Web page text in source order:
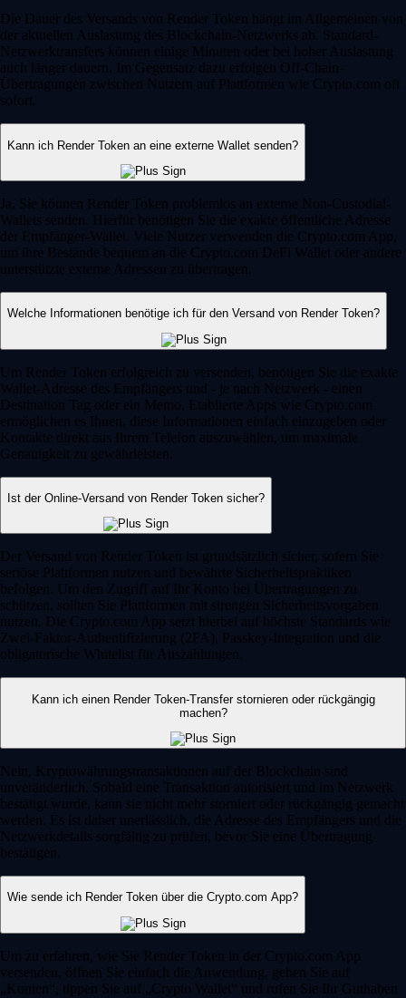
Die Dauer des Versands von Render Token hängt im Allgemeinen von
der aktuellen Auslastung des Blockchain-Netzwerks ab. Standard-
Netzwerktransfers können einige Minuten oder bei hoher Auslastung
auch länger dauern. Im Gegensatz dazu erfolgen Off-Chain-
Übertragungen zwischen Nutzern auf Plattformen wie Crypto.com oft
sofort.
Kann ich Render Token an eine externe Wallet senden?
Ja, Sie können Render Token problemlos an externe Non-Custodial-
Wallets senden. Hierfür benötigen Sie die exakte öffentliche Adresse
der Empfänger-Wallet. Viele Nutzer verwenden die Crypto.com App,
um ihre Bestände bequem an die Crypto.com DeFi Wallet oder andere
unterstützte externe Adressen zu übertragen.
Welche Informationen benötige ich für den Versand von Render Token?
Um Render Token erfolgreich zu versenden, benötigen Sie die exakte
Wallet-Adresse des Empfängers und - je nach Netzwerk - einen
Destination Tag oder ein Memo. Etablierte Apps wie Crypto.com
ermöglichen es Ihnen, diese Informationen einfach einzugeben oder
Kontakte direkt aus Ihrem Telefon auszuwählen, um maximale
Genauigkeit zu gewährleisten.
Ist der Online-Versand von Render Token sicher?
Der Versand von Render Token ist grundsätzlich sicher, sofern Sie
seriöse Plattformen nutzen und bewährte Sicherheitspraktiken
befolgen. Um den Zugriff auf Ihr Konto bei Übertragungen zu
schützen, sollten Sie Plattformen mit strengen Sicherheitsvorgaben
nutzen. Die Crypto.com App setzt hierbei auf höchste Standards wie
Zwei-Faktor-Authentifizierung (2FA), Passkey-Integration und die
obligatorische Whitelist für Auszahlungen.
Kann ich einen Render Token-Transfer stornieren oder rückgängig
machen?
Nein, Kryptowährungstransaktionen auf der Blockchain sind
unveränderlich. Sobald eine Transaktion autorisiert und im Netzwerk
bestätigt wurde, kann sie nicht mehr storniert oder rückgängig gemacht
werden. Es ist daher unerlässlich, die Adresse des Empfängers und die
Netzwerkdetails sorgfältig zu prüfen, bevor Sie eine Übertragung
bestätigen.
Wie sende ich Render Token über die Crypto.com App?
Um zu erfahren, wie Sie Render Token in der Crypto.com App
versenden, öffnen Sie einfach die Anwendung, gehen Sie auf
„Konten“, tippen Sie auf „Crypto Wallet“ und rufen Sie Ihr Guthaben